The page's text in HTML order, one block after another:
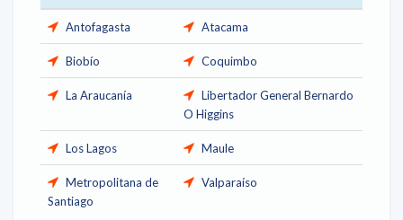
Antofagasta Atacama
Biobío Coquimbo
La Araucanía
Libertador General Bernardo
O Higgins
Los Lagos Maule
Metropolitana de
Santiago
Valparaíso